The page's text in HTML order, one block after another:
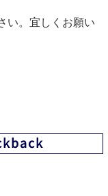
い。宜しくお願い